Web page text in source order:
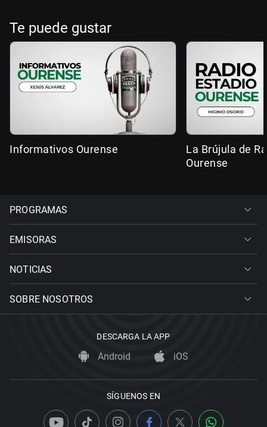
Te puede gustar
Informativos Ourense
La Brújula de
Ourense
PROGRAMAS
EMISORAS
NOTICIAS
SOBRE NOSOTROS
DESCARGA LA APP
Android iOS
SÍGUENOS EN